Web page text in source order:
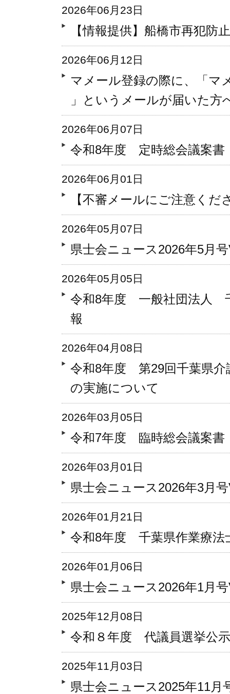
2026年06月23日
【情報提供】船橋市再犯防
2026年06月12日
マメール登録の際に、「
」というメールが届いた方
2026年06月07日
令和8年度 定時総会議案書
2026年06月01日
【不審メールにご注意くだ
2026年05月07日
県士会ニュース2026年5月
2026年05月05日
令和8年度 一般社団法人
報
2026年04月08日
令和8年度 第29回千葉県介
の実施について
2026年03月05日
令和7年度 臨時総会議案書
2026年03月01日
県士会ニュース2026年3月
2026年01月21日
令和8年度 千葉県作業療法
2026年01月06日
県士会ニュース2026年1月
2025年12月08日
令和８年度 代議員選挙公
2025年11月03日
県士会ニュース2025年11月